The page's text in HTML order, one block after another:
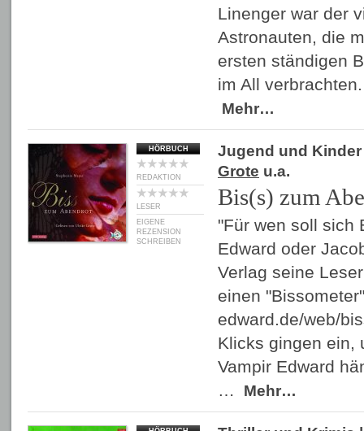
Linenger war der
Astronauten, die
ersten ständigen
im All
Mehr…
HÖRBUCH
REDAKTION
LESER
EIGENE
REZENSION
SCHREIBEN
Jugend und Kinder
Grote u.a.
Bis(s) zum
"Für wen soll sich
Edward oder
Verlag seine
einen
edward.de/web/
Klicks gingen ein,
Vampir Edward
…
Mehr…